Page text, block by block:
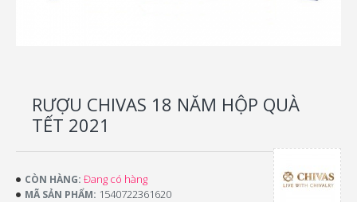
RƯỢU CHIVAS 18 NĂM HỘP QUÀ
TẾT 2021
CÒN HÀNG: Đang có hàng
MÃ SẢN PHẨM: 1540722361620